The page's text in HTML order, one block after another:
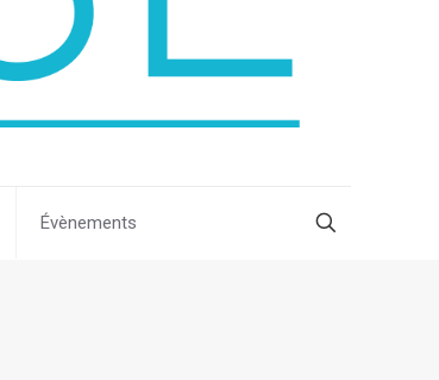
Évènements